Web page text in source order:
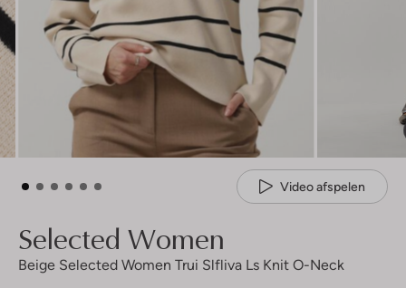
Video afspelen
Selected Women
Beige Selected Women Trui Slfliva Ls Knit O-Neck